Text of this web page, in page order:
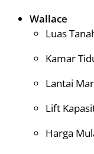
Wallace
Luas
Kamar
Lantai
Lift
Harga